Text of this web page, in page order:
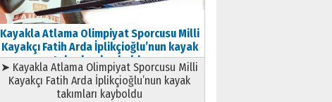
Kayakla Atlama Olimpiyat Sporcusu Milli
Kayakçı Fatih Arda İplikçioğlu’nun kayak
takımları kayboldu
➤ Kayakla Atlama Olimpiyat Sporcusu Milli
Kayakçı Fatih Arda İplikçioğlu’nun kayak
takımları kayboldu